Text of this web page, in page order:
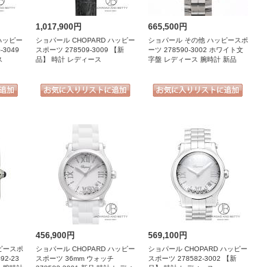
1,017,900円 665,500円
ッピー
3049
ショパール CHOPARD ハッピー
スポーツ 278509-3009 【新
品】 時計 レディース
ショパール その他 ハッピースポ
ーツ 278590-3002 ホワイト文
字盤 レディース 腕時計 新品
456,900円 569,100円
ースポ
23
ショパール CHOPARD ハッピー
スポーツ 36mm ウォッチ
ショパール CHOPARD ハッピー
スポーツ 278582-3002 【新